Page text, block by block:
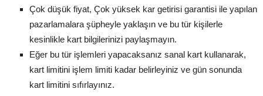
Çok düşük fiyat, Çok yüksek kar getirisi garantisi ile yapılan
pazarlamalara şüpheyle yaklaşın ve bu tür kişilerle
kesinlikle kart bilgilerinizi paylaşmayın.
Eğer bu tür işlemleri yapacaksanız sanal kart kullanarak,
kart limitini işlem limiti kadar belirleyiniz ve gün sonunda
kart limitini sıfırlayınız.